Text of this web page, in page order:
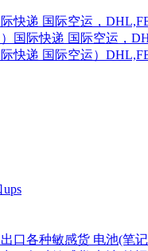
快递 国际空运，
国际快递 国际空运，
快递 国际空运）
口各种敏感货 电池(笔